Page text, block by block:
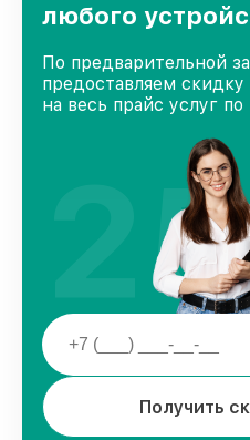
любого
По предварительной
предоставляем
на весь прайс услуг
Получить
25